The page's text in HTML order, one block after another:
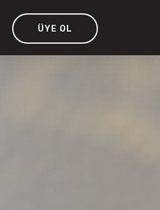
ÜYE OL